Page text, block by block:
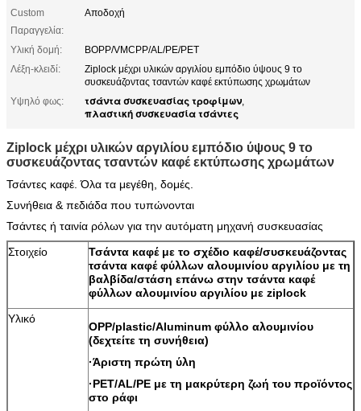
Custom
Παραγγελία:
Αποδοχή
Υλική δομή:
BOPP/VMCPP/AL/PE/PET
Λέξη-κλειδί:
Ziplock μέχρι υλικών αργιλίου εμπόδιο ύψους 9 το
συσκευάζοντας τσαντών καφέ εκτύπωσης χρωμάτων
Υψηλό φως:
τσάντα συσκευασίας τροφίμων,
πλαστική συσκευασία τσάντες
Ziplock μέχρι υλικών αργιλίου εμπόδιο ύψους 9 το
συσκευάζοντας τσαντών καφέ εκτύπωσης χρωμάτων
Τσάντες καφέ. Όλα τα μεγέθη, δομές.
Συνήθεια & πεδιάδα που τυπώνονται
Τσάντες ή ταινία ρόλων για την αυτόματη μηχανή συσκευασίας
Στοιχείο
Τσάντα καφέ με το σχέδιο καφέ/συσκευάζοντας
τσάντα καφέ φύλλων αλουμινίου αργιλίου με τη
βαλβίδα/στάση επάνω στην τσάντα καφέ
φύλλων αλουμινίου αργιλίου με ziplock
Υλικό
OPP/plastic/Aluminum φύλλο αλουμινίου
(δεχτείτε τη συνήθεια)
·Άριστη πρώτη ύλη
·PET/AL/PE με τη μακρύτερη ζωή του προϊόντος
στο ράφι